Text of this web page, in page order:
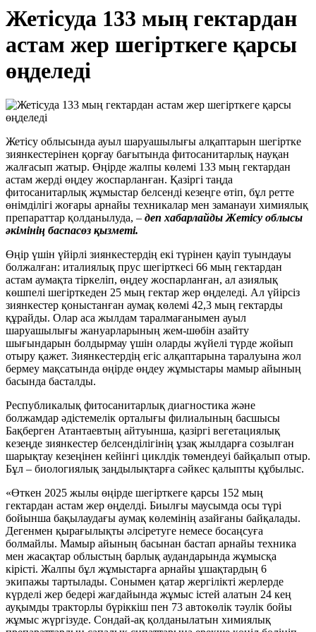
Жетісуда 133 мың гектардан
астам жер шегірткеге қарсы
өңделеді
Жетісу облысында ауыл шаруашылығы алқаптарын шегіртке
зиянкестерінен қорғау бағытында фитосанитарлық науқан
жалғасып жатыр. Өңірде жалпы көлемі 133 мың гектардан
астам жерді өңдеу жоспарланған. Қазіргі таңда
фитосанитарлық жұмыстар белсенді кезеңге өтіп, бұл ретте
өнімділігі жоғары арнайы техникалар мен заманауи химиялық
препараттар қолданылуда, – деп хабарлайдыЖетісу облысы
әкімінің баспасөз қызметі.
Өңір үшін үйірлі зиянкестердің екі түрінен қауіп туындауы
болжалған: италиялық прус шегірткесі 66 мың гектардан
астам аумақта тіркеліп, өңдеу жоспарланған, ал азиялық
көшпелі шегірткеден 25 мың гектар жер өңделеді. Ал үйірсіз
зиянкестер қоныстанған аумақ көлемі 42,3 мың гектарды
құрайды. Олар аса жылдам таралмағанымен ауыл
шаруашылығы жануарларының жем-шөбін азайту
шығындарын болдырмау үшін оларды жүйелі түрде жойып
отыру қажет. Зиянкестердің егіс алқаптарына таралуына жол
бермеу мақсатында өңірде өңдеу жұмыстары мамыр айының
басында басталды.
Республикалық фитосанитарлық диагностика және
болжамдар әдістемелік орталығы филиалының басшысы
Бақберген Атантаевтың айтуынша, қазіргі вегетациялық
кезеңде зиянкестер белсенділігінің ұзақ жылдарға созылған
шарықтау кезеңінен кейінгі циклдік төмендеуі байқалып отыр.
Бұл – биологиялық заңдылықтарға сәйкес қалыпты құбылыс.
«Өткен 2025 жылы өңірде шегірткеге қарсы 152 мың
гектардан астам жер өңделді. Биылғы маусымда осы түрі
бойынша бақылаудағы аумақ көлемінің азайғаны байқалады.
Дегенмен қырағылықты әлсіретуге немесе босаңсуға
болмайлы. Мамыр айының басынан бастап арнайы техника
мен жасақтар облыстың барлық аудандарында жұмысқа
кірісті. Жалпы бұл жұмыстарға арнайы ұшақтардың 6
экипажы тартылады. Сонымен қатар жергілікті жерлерде
күрделі жер бедері жағдайында жұмыс істей алатын 24 кең
ауқымды тракторлы бүріккіш пен 73 автокөлік тәулік бойы
жұмыс жүргізуде. Сондай-ақ қолданылатын химиялық